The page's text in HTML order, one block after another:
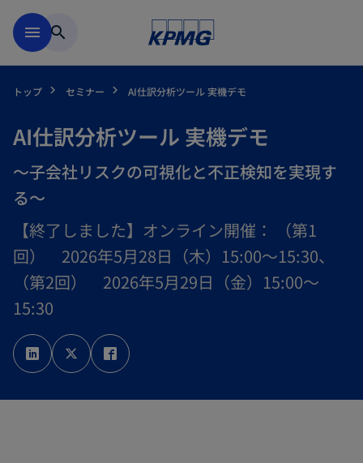
menu search
トップ セミナー AI仕訳分析ツール 実機デモ
AI仕訳分析ツール 実機デモ
～子会社リスクの可視化と不正検知を実現す
る～
【終了しました】オンライン開催： （第1
回） 2026年5月28日（木）15:00～15:30、
（第2回） 2026年5月29日（金）15:00～
15:30
新
し
い
タ
新
し
い
タ
し
い